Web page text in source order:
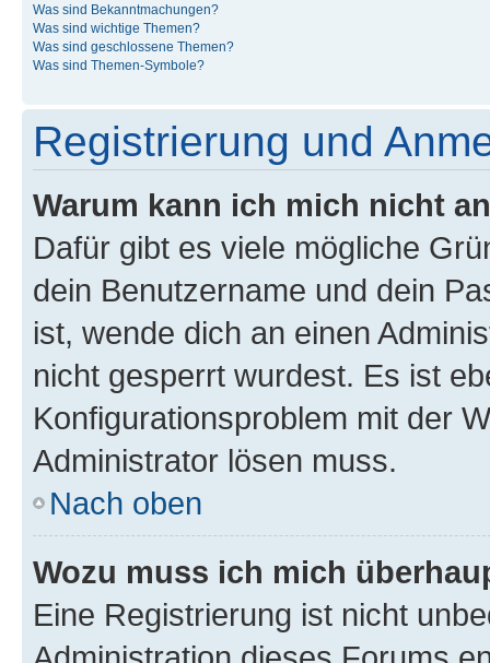
Was sind Bekanntmachungen?
Was sind wichtige Themen?
Was sind geschlossene Themen?
Was sind Themen-Symbole?
Registrierung und
Warum kann ich mich nicht
Dafür gibt es viele mögliche
dein Benutzername und dein
ist, wende dich an einen
nicht gesperrt wurdest. Es ist
Konfigurationsproblem mit der
Administrator lösen muss.
Nach oben
Wozu muss ich mich
Eine Registrierung ist nicht